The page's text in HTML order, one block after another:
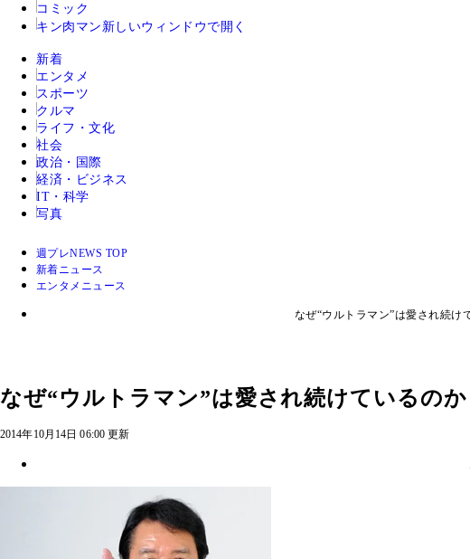
コミック
キン肉マン 新しいウィンドウで開く
新着
エンタメ
スポーツ
クルマ
ライフ・文化
社会
政治・国際
経済・ビジネス
IT・科学
写真
週プレNEWS TOP
新着ニュース
エンタメニュース
なぜ“ウルトラマン”は愛され続け
なぜ“ウルトラマン”は愛され続けているの
2014年10月14日 06:00 更新